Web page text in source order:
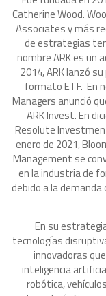
Catherine Wood.
Associates y más
de estrategias
nombre ARK es un
2014, ARK lanzó
formato ETF. En
Managers anunció
ARK Invest. En
Resolute
enero de 2021,
Management se
en la industria de
debido a la demanda
En su
tecnologías
innovadoras
inteligencia
robótica,